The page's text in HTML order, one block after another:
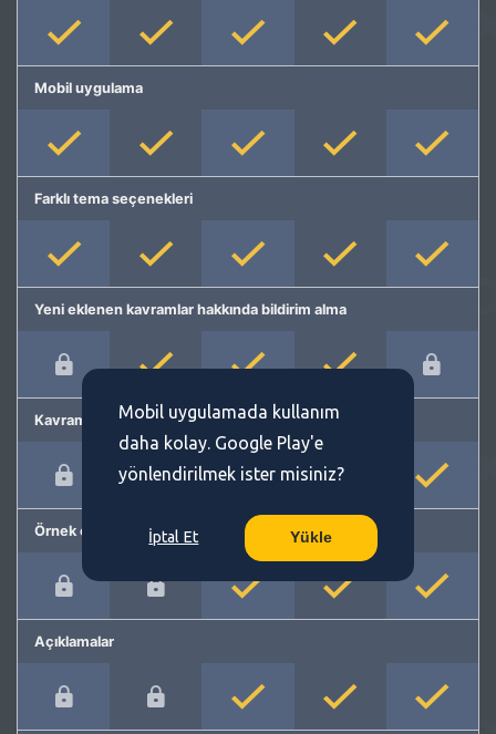
Mobil uygulama
Farklı tema seçenekleri
Yeni eklenen kavramlar hakkında bildirim alma
Kavram önerme
Örnek cümleler
Açıklamalar
Mobil uygulamada kullanım
daha kolay. Google Play'e
yönlendirilmek ister misiniz?
İptal Et Yükle